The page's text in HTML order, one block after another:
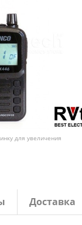
для увеличения
Доставка